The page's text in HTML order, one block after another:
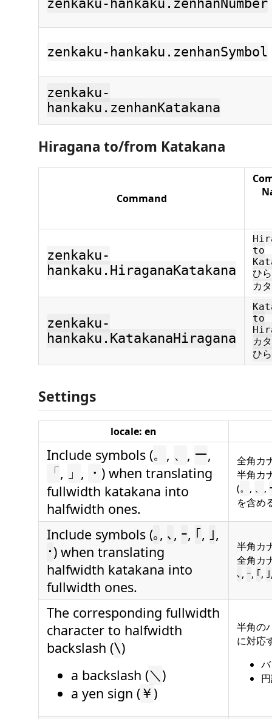
zenkaku-hankaku.zenhanNumber
zenkaku-hankaku.zenhanSymbol
zenkaku-
hankaku.zenhanKatakana
Hiragana to/from Katakana
Command
zenkaku-
hankaku.HiraganaKatakana
to
ひ
カ
zenkaku-
hankaku.KatakanaHiragana
to
カ
ひ
Settings
locale: en
Include symbols (。 , 、 , ー,
「 , 」 , ・ ) when translating
fullwidth katakana into
halfwidth ones.
全角カ
半角カ
(。 , 、 ,
を含め
Include symbols (｡ , ､ , ｰ, ｢ , ｣,
･) when translating
halfwidth katakana into
fullwidth ones.
半角カ
全角カ
､ , ｰ, ｢ , ｣
The corresponding fullwidth
character to halfwidth
backslash (\)
a backslash (＼ )
a yen sign ( ￥ )
半角の
に対応